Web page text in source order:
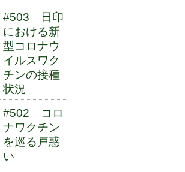
#503 日印
における新
型コロナウ
イルスワク
チンの接種
状況
#502 コロ
ナワクチン
を巡る戸惑
い